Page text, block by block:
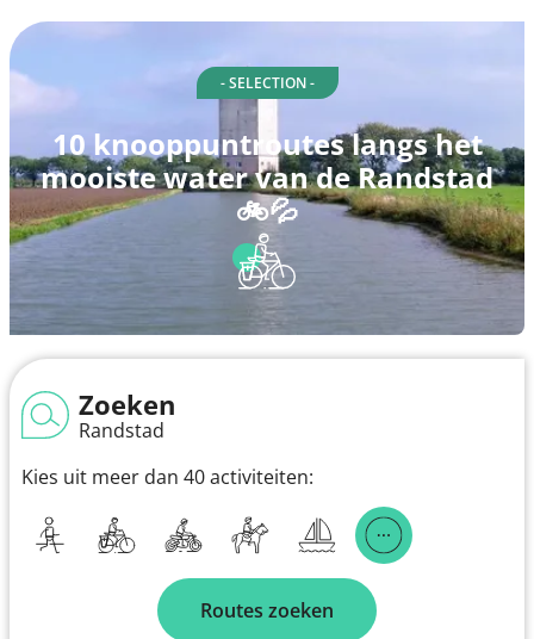
- SELECTION -
10 knooppuntroutes langs het
mooiste water van de Randstad
🚲💦
Zoeken
Randstad
Kies uit meer dan 40 activiteiten:
Routes zoeken